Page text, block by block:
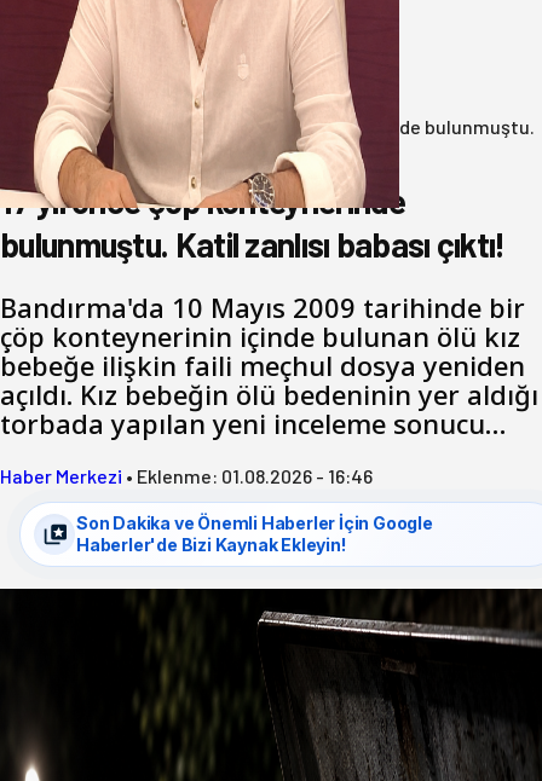
yakışanı yapar, buluttan nem
kapmayın!
07 Ağustos 2026
Anasayfa/ 3.Sayfa/ 17 yıl önce çöp konteynerinde bulunmuştu.
Katil zanlısı babası çıktı!
17 yıl önce çöp konteynerinde
bulunmuştu. Katil zanlısı babası çıktı!
Bandırma'da 10 Mayıs 2009 tarihinde bir
çöp konteynerinin içinde bulunan ölü kız
bebeğe ilişkin faili meçhul dosya yeniden
açıldı. Kız bebeğin ölü bedeninin yer aldığı
torbada yapılan yeni inceleme sonucu…
Haber Merkezi • Eklenme: 01.08.2026 - 16:46
Son Dakika ve Önemli Haberler İçin Google
Haberler'de Bizi Kaynak Ekleyin!